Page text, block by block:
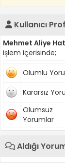
Kullanıcı
Mehmet Aliye
işlem içerisinde;
Olumlu
Kararsız
Olumsuz
Yorumlar
Aldığı